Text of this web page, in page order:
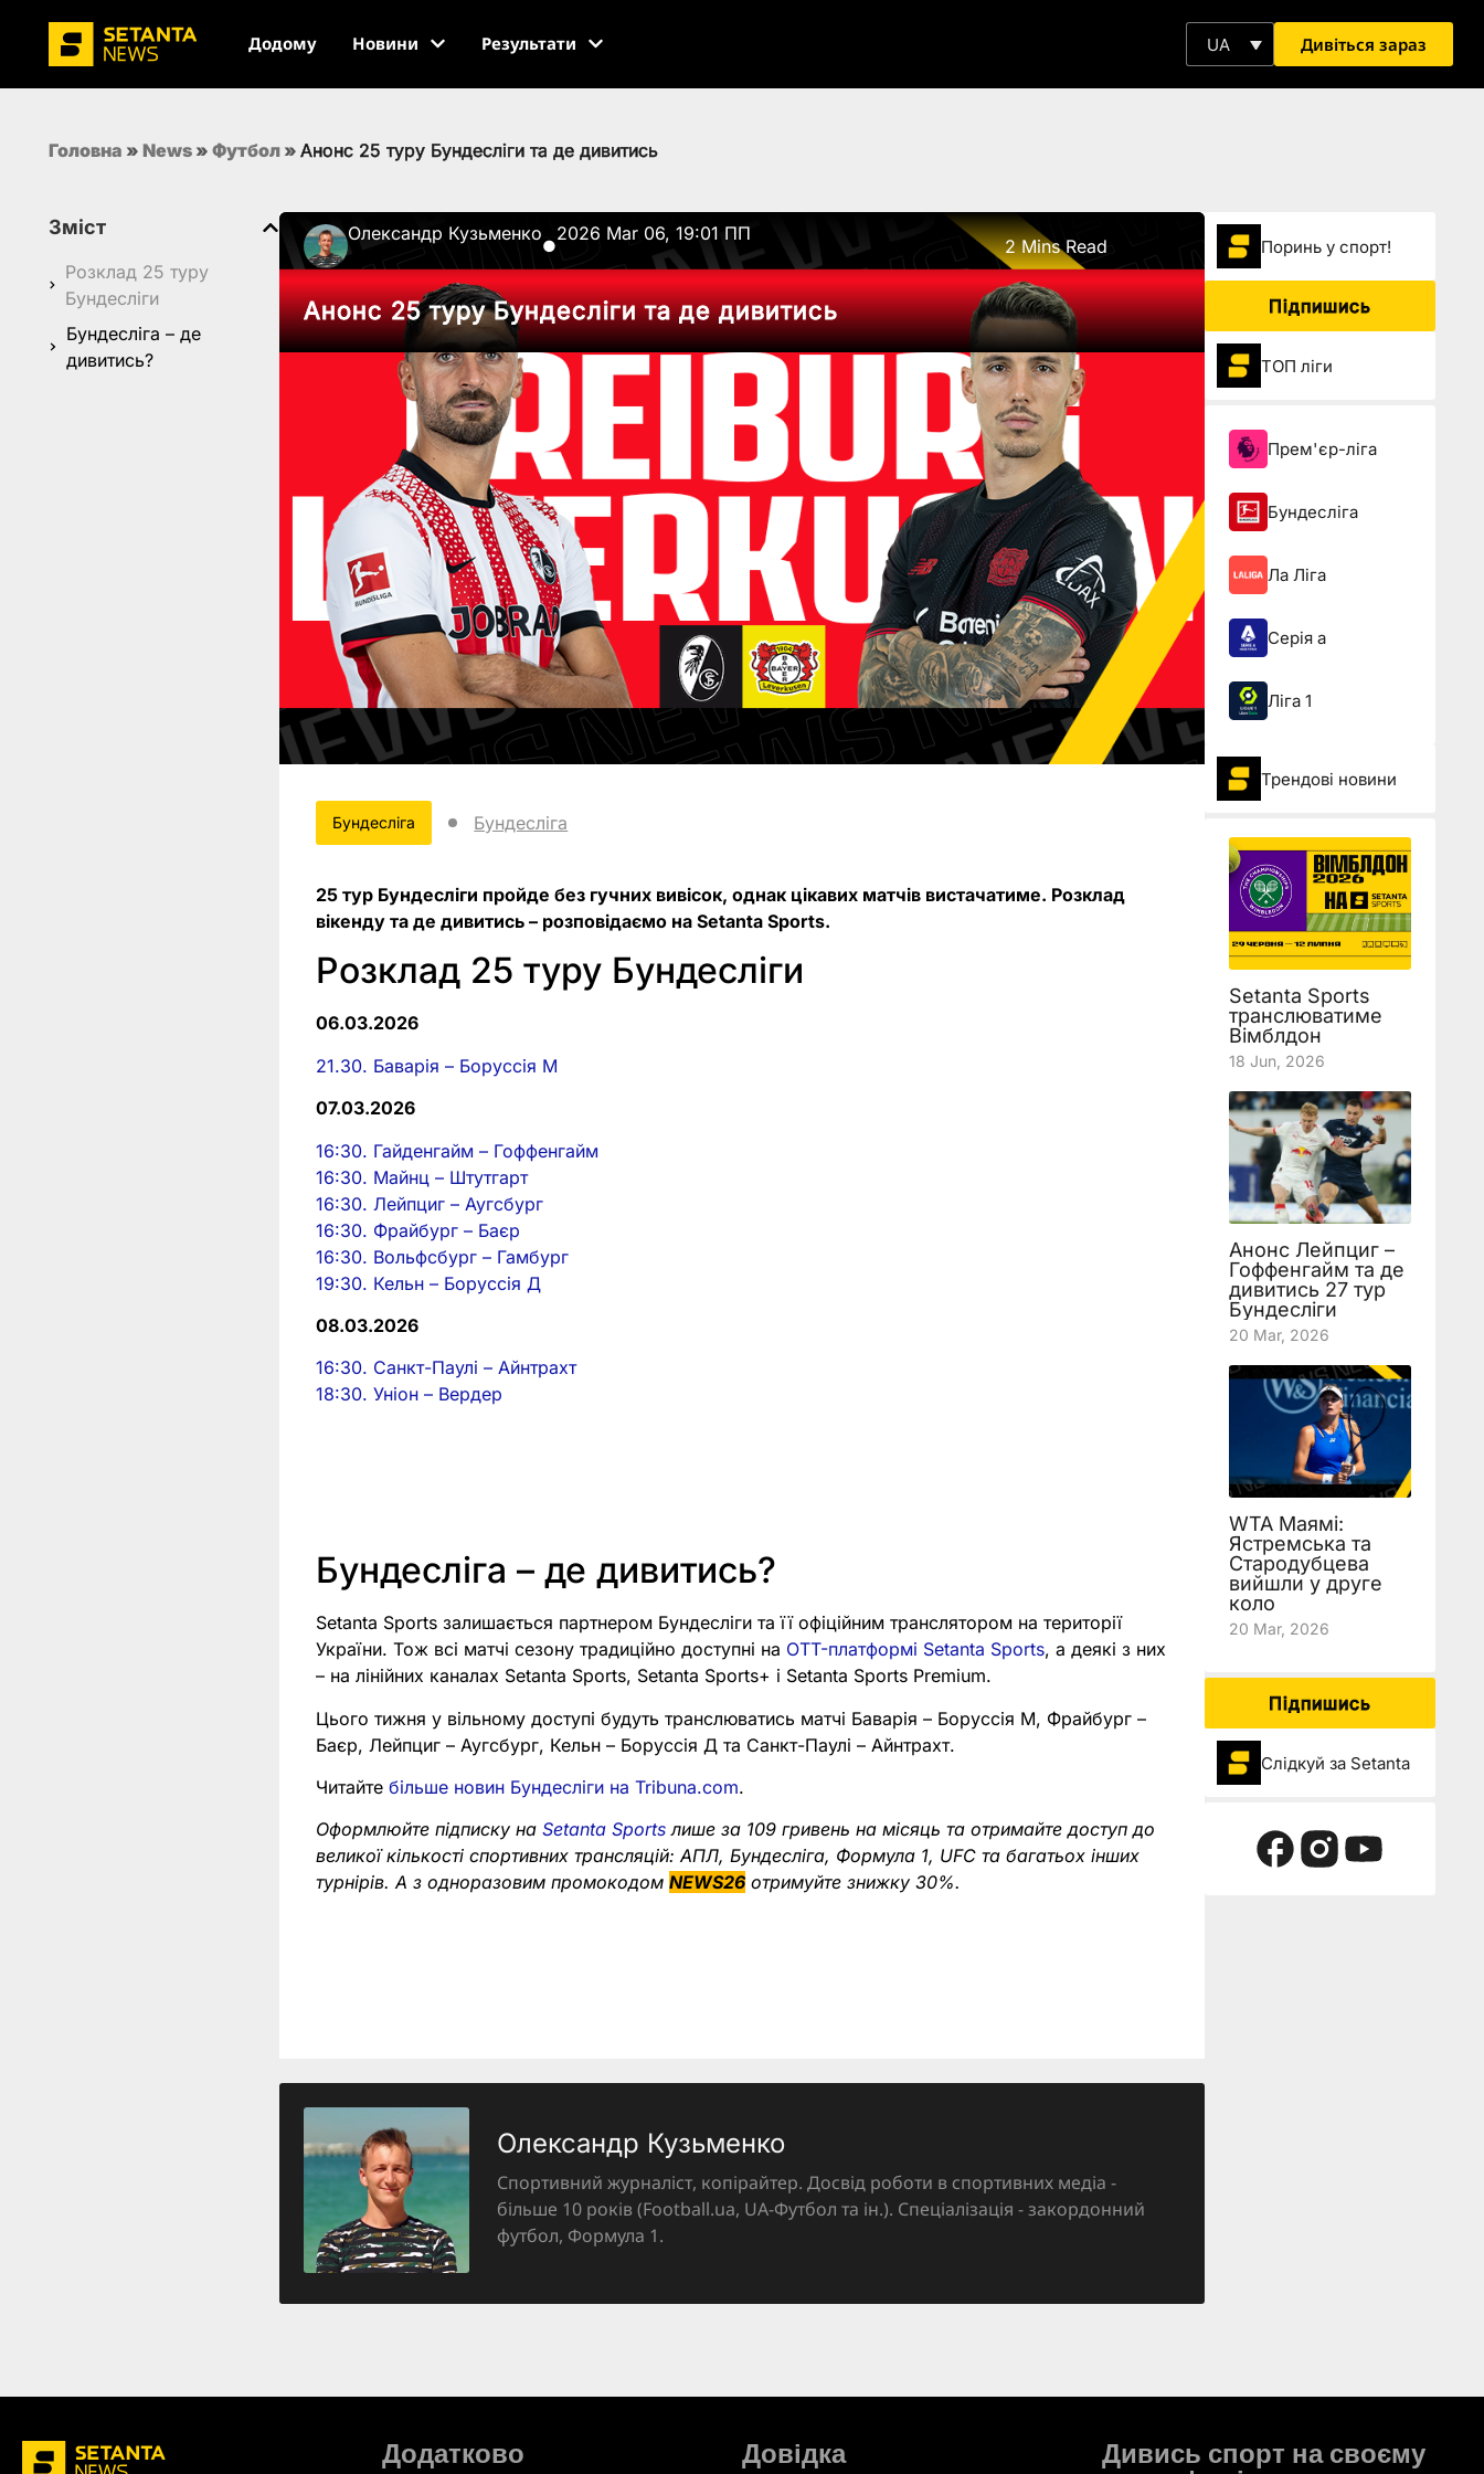
Додому Новини Результати UA Дивіться зараз
Головна » News » Футбол » Анонс 25 туру Бундесліги та де дивитись
Зміст
Розклад 25 туру
Бундесліги
Бундесліга – де
дивитись?
Олександр Кузьменко
●
2026 Mar 06, 19:01 ПП
2 Mins Read
Анонс 25 туру Бундесліги та де дивитись
Бундесліга Бундесліга
25 тур Бундесліги пройде без гучних вивісок, однак цікавих матчів вистачатиме. Розклад
вікенду та де дивитись – розповідаємо на Setanta Sports.
Розклад 25 туру Бундесліги
06.03.2026
21.30. Баварія – Боруссія М
07.03.2026
16:30. Гайденгайм – Гоффенгайм
16:30. Майнц – Штутгарт
16:30. Лейпциг – Аугсбург
16:30. Фрайбург – Баєр
16:30. Вольфсбург – Гамбург
19:30. Кельн – Боруссія Д
08.03.2026
16:30. Санкт-Паулі – Айнтрахт
18:30. Уніон – Вердер
Бундесліга – де дивитись?
Setanta Sports залишається партнером Бундесліги та її офіційним транслятором на території
України. Тож всі матчі сезону традиційно доступні на OTT-платформі Setanta Sports, а деякі з них
– на лінійних каналах Setanta Sports, Setanta Sports+ і Setanta Sports Premium.
Цього тижня у вільному доступі будуть транслюватись матчі Баварія – Боруссія М, Фрайбург –
Баєр, Лейпциг – Аугсбург, Кельн – Боруссія Д та Санкт-Паулі – Айнтрахт.
Читайтебільше новин Бундесліги на Tribuna.com.
Оформлюйте підписку наSetanta Sports лише за 109 гривень на місяць та отримайте доступ до
великої кількості спортивних трансляцій: АПЛ, Бундесліга, Формула 1, UFC та багатьох інших
турнірів. А з одноразовим промокодомNEWS26отримуйте знижку 30%.
Олександр Кузьменко
Спортивний журналіст, копірайтер. Досвід роботи в спортивних медіа -
більше 10 років (Football.ua, UA-Футбол та ін.). Спеціалізація - закордонний
футбол, Формула 1.
Поринь у спорт!
Підпишись
ТОП ліги
Прем'єр-ліга
Бундесліга
Ла Ліга
Серія а
Ліга 1
Трендові новини
Setanta Sports
транслюватиме
Вімблдон
18 Jun, 2026
Анонс Лейпциг –
Гоффенгайм та де
дивитись 27 тур
Бундесліги
20 Mar, 2026
WTA Маямі:
Ястремська та
Стародубцева
вийшли у друге
коло
20 Mar, 2026
Підпишись
Слідкуй за Setanta
Додатково Довідка Дивись спорт на своєму